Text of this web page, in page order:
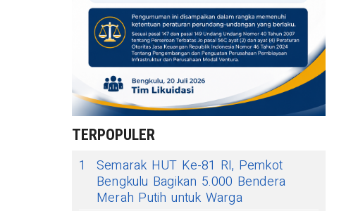
TERPOPULER
1
Semarak HUT Ke-81 RI, Pemkot
Bengkulu Bagikan 5.000 Bendera
Merah Putih untuk Warga